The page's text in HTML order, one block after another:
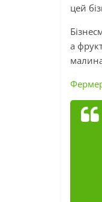
цей
а